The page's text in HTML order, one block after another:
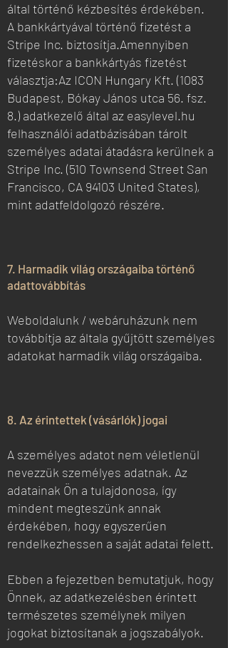
által történő kézbesítés érdekében.
A bankkártyával történő fizetést a
Stripe Inc. biztosítja.Amennyiben
fizetéskor a bankkártyás fizetést
választja:Az ICON Hungary Kft. (1083
Budapest, Bókay János utca 56. fsz.
8.) adatkezelő által az easylevel.hu
felhasználói adatbázisában tárolt
személyes adatai átadásra kerülnek a
Stripe Inc. (510 Townsend Street San
Francisco, CA 94103 United States),
mint adatfeldolgozó részére.
7. Harmadik világ országaiba történő
adattovábbítás
Weboldalunk / webáruházunk nem
továbbítja az általa gyűjtött személyes
adatokat harmadik világ országaiba.
8. Az érintettek (vásárlók) jogai
A személyes adatot nem véletlenül
nevezzük személyes adatnak. Az
adatainak Ön a tulajdonosa, így
mindent megteszünk annak
érdekében, hogy egyszerűen
rendelkezhessen a saját adatai felett.
Ebben a fejezetben bemutatjuk, hogy
Önnek, az adatkezelésben érintett
természetes személynek milyen
jogokat biztosítanak a jogszabályok.